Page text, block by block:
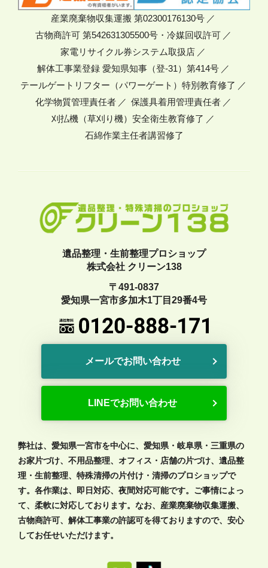
産業廃棄物収集運搬 第02300176130号
古物商許可 第542631305500号・冷媒回収許可
家電リサイクル券システム取扱店
解体工事業登録 愛知県知事（登-31）第414号
テールゲートリフター（パワーゲート）特別教育修了
化学物質管理責任者
保護具着用管理責任者
刈払機（草刈り機）安全衛生教育修了
石綿作業主任者講習修了
遺品整理・生前整理プロショップ
株式会社 クリーン138
〒491-0837
愛知県一宮市多加木1丁目29番4号
メールでお問い合わせ
LINEでお問い合わせ
弊社は、愛知県一宮市を中心に、愛知県・岐阜県・三重県の
お家片づけ、不用品整理、オフィス・店舗の片づけ、遺品整
理・生前整理、特殊清掃の片付け・清掃のプロショップで
す。各作業は、即日対応、夜間対応可能です。ご事情によっ
て、柔軟に対応しております。なお、産業廃棄物収集運搬、
古物商許可、解体工事業の許認可を得ておりますので、安心
してお任せいただけます。